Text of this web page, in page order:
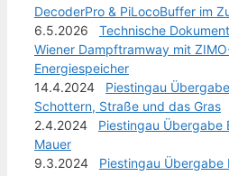
DecoderPro & PiLocoBuffer im
6.5.2026 Technische
Wiener Dampftramway mit
Energiespeicher
14.4.2024 Piestingau
Schottern, Straße und das Gras
2.4.2024 Piestingau Übergabe
Mauer
9.3.2024 Piestingau